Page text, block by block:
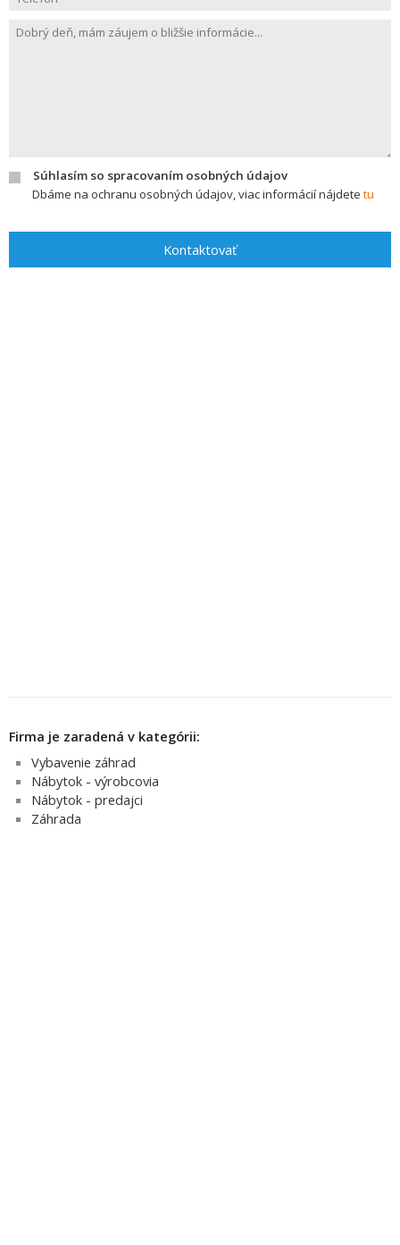
Súhlasím so spracovaním osobných údajov
Dbáme na ochranu osobných údajov, viac informácií nájdete tu
Kontaktovať
Firma je zaradená v kategórii:
Vybavenie záhrad
Nábytok - výrobcovia
Nábytok - predajci
Záhrada